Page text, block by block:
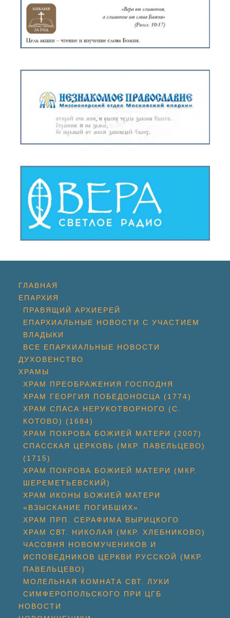
ГЛАВНАЯ
ЕПАРХИЯ
ПРАВЯЩИЙ АРХИЕРЕЙ
ЕПАРХИАЛЬНЫЕ НОВОСТИ С УЧАСТИЕМ
ВЛАДЫКИ
ВСЕ ЕПАРХИАЛЬНЫЕ НОВОСТИ
ДУХОВЕНСТВО
ХРАМЫ
ХРАМ ПРЕОБРАЖЕНИЯ ГОСПОДНЯ
ХРАМ ГЕОРГИЯ ПОБЕДОНОСЦА (1774)
ХРАМ СПАСА НЕРУКОТВОРНОГО (С.
КОТОВО) (1684)
ХРАМ ПОКРОВА БОЖИЕЙ МАТЕРИ (2007)
СПАССКАЯ ЦЕРКОВЬ (МКР. ПАВЕЛЬЦЕВО)
(1715)
ХРАМ ПОКРОВА БОЖИЕЙ МАТЕРИ (МКР.
ШЕРЕМЕТЬЕВСКИЙ)
ХРАМ ИКОНЫ БОЖИЕЙ МАТЕРИ
«ВЗЫСКАНИЕ ПОГИБШИХ»
ХРАМ ПРП. СЕРАФИМА ВЫРИЦКОГО
ХРАМ СВТ. НИКОЛАЯ (МКР. ХЛЕБНИКОВО)
ЧАСОВНЯ НОВОМУЧЕНИКОВ И
ИСПОВЕДНИКОВ ЦЕРКВИ РУССКОЙ (МКР.
ПАВЕЛЬЦЕВО)
МОЛЕЛЬНАЯ КОМНАТА СВТ. ЛУКИ
СИМФЕРОПОЛЬСКОГО ПРИ ЦГБ
НОВОСТИ